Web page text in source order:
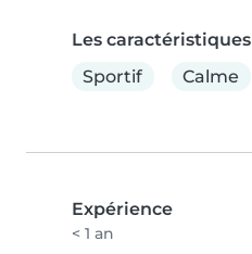
Les caractéristiques
Sportif
Calme
Expérience
< 1 an